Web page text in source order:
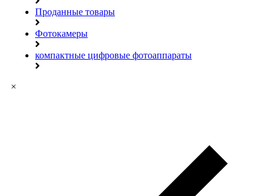
Проданные товары
Фотокамеры
компактные цифровые фотоаппараты
×